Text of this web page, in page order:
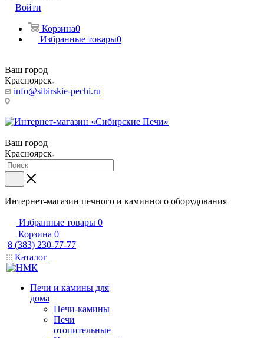
Войти
Корзина0
Избранные товары0
Ваш город
Красноярск
info@sibirskie-pechi.ru
Ваш город
Красноярск
Интернет-магазин печного и каминного оборудования
Избранные товары 0
Корзина 0
8 (383) 230-77-77
Каталог
Печи и камины для
дома
Печи-камины
Печи
отопительные